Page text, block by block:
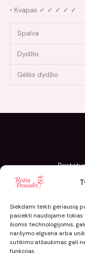
Siekdami teikti geriausią
pasiekti naudojame tokias
šiomis technologijomis,
naršymo elgsena arba
sutikimo atšaukimas gali
funkcijas.
• Kvapas ✓ ✓ ✓ ✓ ✓
Spalva
Dydžio
Gėlės dydžio